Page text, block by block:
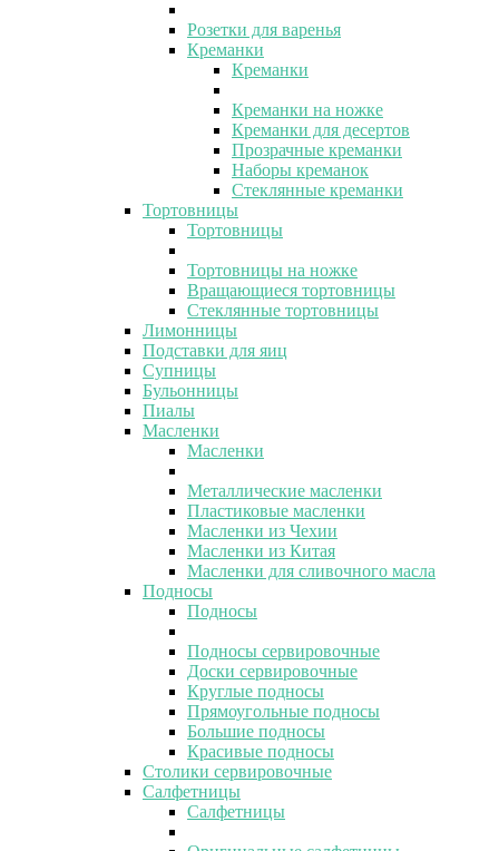
Розетки для варенья
Креманки
Креманки
Креманки на ножке
Креманки для десертов
Прозрачные креманки
Наборы креманок
Стеклянные креманки
Тортовницы
Тортовницы
Тортовницы на ножке
Вращающиеся тортовницы
Стеклянные тортовницы
Лимонницы
Подставки для яиц
Супницы
Бульонницы
Пиалы
Масленки
Масленки
Металлические масленки
Пластиковые масленки
Масленки из Чехии
Масленки из Китая
Масленки для сливочного масла
Подносы
Подносы
Подносы сервировочные
Доски сервировочные
Круглые подносы
Прямоугольные подносы
Большие подносы
Красивые подносы
Столики сервировочные
Салфетницы
Салфетницы